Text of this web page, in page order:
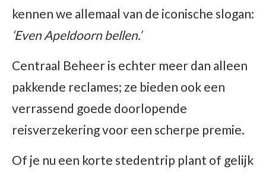
kennen we allemaal van de iconische slogan:
‘Even Apeldoorn bellen.’
Centraal Beheer is echter meer dan alleen
pakkende reclames; ze bieden ook een
verrassend goede doorlopende
reisverzekering voor een scherpe premie.
Of je nu een korte stedentrip plant of gelijk